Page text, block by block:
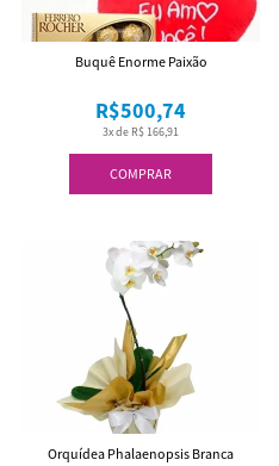
COMPRAR
3x de R$ 166,91
R$500,74
Buquê Enorme Paixão
Orquídea Phalaenopsis Branca